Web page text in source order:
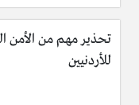
تحذير مهم من الأمن
للأردنيين